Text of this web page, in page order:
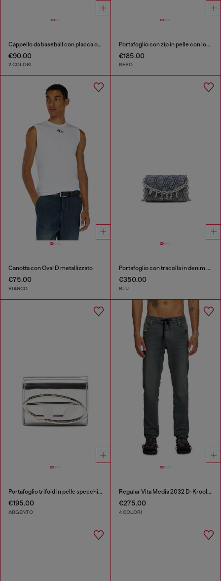
Cappello da baseball con placca oval D
€90.00
2 COLORI
Portafoglio con zip in pelle con logo a rilievo
€185.00
NERO
Canotta con Oval D metallizzato
€75.00
BIANCO
Portafoglio con tracolla in denim a rombi
€350.00
BLU
Portafoglio trifold in pelle specchiata
€195.00
ARGENTO
Regular Vita Media 2032 D-Krooley Joggjeans®
€275.00
4 COLORI